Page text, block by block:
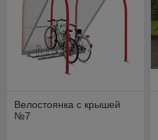
Велостоянка с крышей
№7